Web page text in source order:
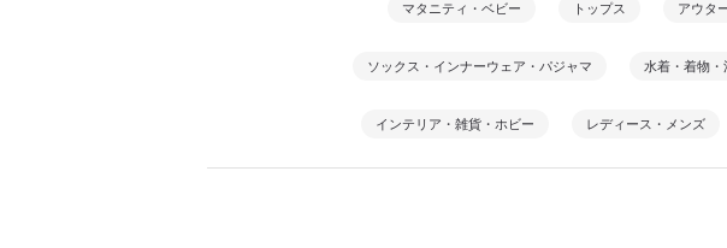
マタニティ・ベビー トップス アウタ
ソックス・インナーウェア・パジャマ 水着・着物・
インテリア・雑貨・ホビー レディース・メンズ